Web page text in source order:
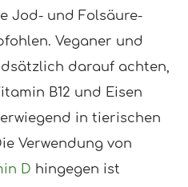
Jod- und Folsäure-
Veganer und
darauf achten,
B12 und Eisen
in tierischen
Verwendung von
D hingegen ist